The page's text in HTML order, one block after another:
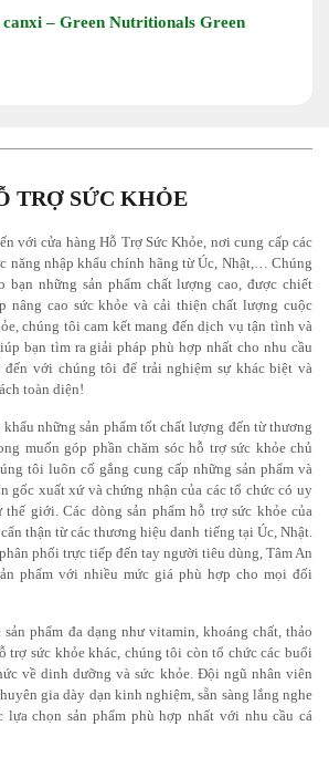
canxi – Green Nutritionals Green
TRỢ SỨC KHỎE
với cửa hàng Hỗ Trợ Sức Khỏe, nơi cung cấp các
năng nhập khẩu chính hãng từ Úc, Nhật,… Chúng
bạn những sản phẩm chất lượng cao, được chiết
nâng cao sức khỏe và cải thiện chất lượng cuộc
, chúng tôi cam kết mang đến dịch vụ tận tình và
bạn tìm ra giải pháp phù hợp nhất cho nhu cầu
đến với chúng tôi để trải nghiệm sự khác biệt và
toàn diện!
những sản phẩm tốt chất lượng đến từ thương
muốn góp phần chăm sóc hỗ trợ sức khỏe chủ
tôi luôn cố gắng cung cấp những sản phẩm và
gốc xuất xứ và chứng nhận của các tổ chức có uy
giới. Các dòng sản phẩm hỗ trợ sức khỏe của
thận từ các thương hiệu danh tiếng tại Úc, Nhật.
phối trực tiếp đến tay người tiêu dùng, Tâm An
phẩm với nhiều mức giá phù hợp cho mọi đối
phẩm đa dạng như vitamin, khoáng chất, thảo
trợ sức khỏe khác, chúng tôi còn tổ chức các buổi
về dinh dưỡng và sức khỏe. Đội ngũ nhân viên
gia dày dạn kinh nghiệm, sẵn sàng lắng nghe
chọn sản phẩm phù hợp nhất với nhu cầu cá